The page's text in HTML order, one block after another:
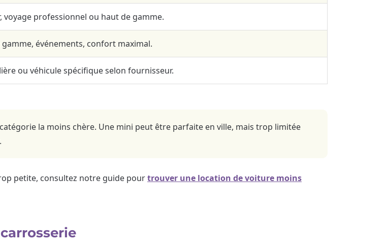
voyage professionnel ou haut de gamme.
événements, confort maximal.
ou véhicule spécifique selon fournisseur.
la moins chère. Une mini peut être parfaite en ville, mais trop limitée
petite, consultez notre guide pourtrouver une location de voiture moins